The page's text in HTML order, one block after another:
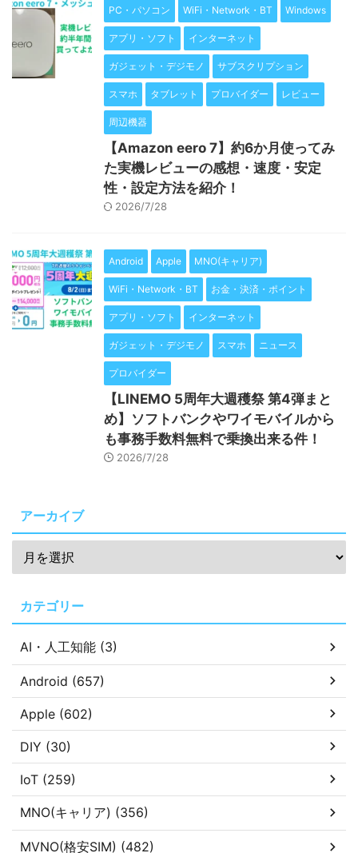
PC・パソコン WiFi・Network・BT Windows
アプリ・ソフト インターネット
ガジェット・デジモノ サブスクリプション
スマホ タブレット プロバイダー レビュー
周辺機器
【Amazon eero 7】約6か月使ってみ
た実機レビューの感想・速度・安定
性・設定方法を紹介！
2026/7/28
Android Apple MNO(キャリア)
WiFi・Network・BT お金・決済・ポイント
アプリ・ソフト インターネット
ガジェット・デジモノ スマホ ニュース
プロバイダー
【LINEMO 5周年大週穫祭 第4弾まと
め】ソフトバンクやワイモバイルから
も事務手数料無料で乗換出来る件！
2026/7/28
アーカイブ
カテゴリー
AI・人工知能 (3)
Android (657)
Apple (602)
DIY (30)
IoT (259)
MNO(キャリア) (356)
MVNO(格安SIM) (482)